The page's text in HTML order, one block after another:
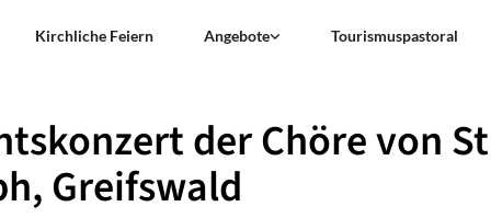
Kirchliche Feiern Angebote Tourismuspastoral
der Chöre von
Greifswald